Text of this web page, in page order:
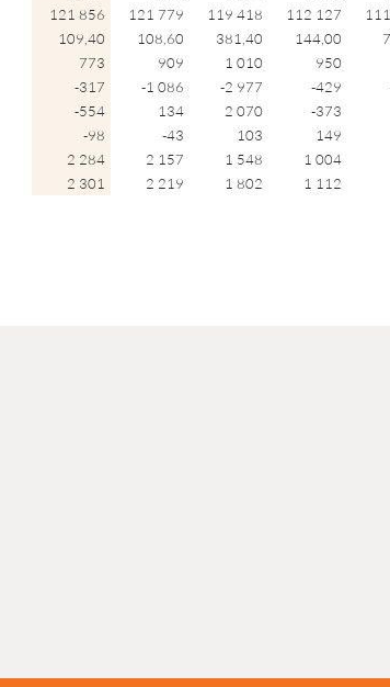
121 856 121 779 119 418 112 127
109,40 108,60 381,40 144,00
773 909 1 010 950
-317 -1 086 -2 977 -429
-554 134 2 070 -373
-98 -43 103 149
2 284 2 157 1 548 1 004
2 301 2 219 1 802 1 112